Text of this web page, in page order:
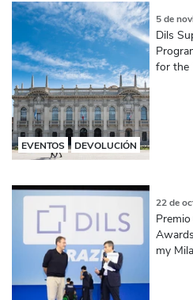
EVENTOS DEVOLUCIÓN
5 de
Dils
for the
22 de
my